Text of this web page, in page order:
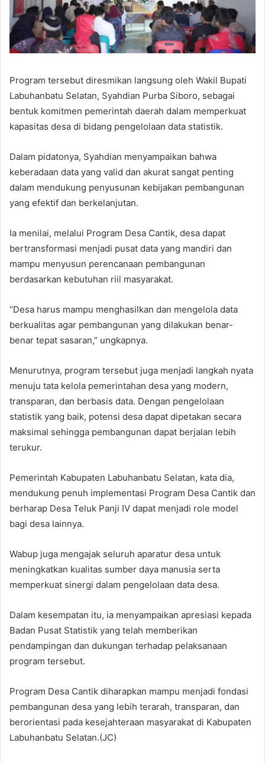
Program tersebut diresmikan langsung oleh Wakil Bupati
Labuhanbatu Selatan, Syahdian Purba Siboro, sebagai
bentuk komitmen pemerintah daerah dalam memperkuat
kapasitas desa di bidang pengelolaan data statistik.
Dalam pidatonya, Syahdian menyampaikan bahwa
keberadaan data yang valid dan akurat sangat penting
dalam mendukung penyusunan kebijakan pembangunan
yang efektif dan berkelanjutan.
Ia menilai, melalui Program Desa Cantik, desa dapat
bertransformasi menjadi pusat data yang mandiri dan
mampu menyusun perencanaan pembangunan
berdasarkan kebutuhan riil masyarakat.
“Desa harus mampu menghasilkan dan mengelola data
berkualitas agar pembangunan yang dilakukan benar-
benar tepat sasaran,” ungkapnya.
Menurutnya, program tersebut juga menjadi langkah nyata
menuju tata kelola pemerintahan desa yang modern,
transparan, dan berbasis data. Dengan pengelolaan
statistik yang baik, potensi desa dapat dipetakan secara
maksimal sehingga pembangunan dapat berjalan lebih
terukur.
Pemerintah Kabupaten Labuhanbatu Selatan, kata dia,
mendukung penuh implementasi Program Desa Cantik dan
berharap Desa Teluk Panji IV dapat menjadi role model
bagi desa lainnya.
Wabup juga mengajak seluruh aparatur desa untuk
meningkatkan kualitas sumber daya manusia serta
memperkuat sinergi dalam pengelolaan data desa.
Dalam kesempatan itu, ia menyampaikan apresiasi kepada
Badan Pusat Statistik yang telah memberikan
pendampingan dan dukungan terhadap pelaksanaan
program tersebut.
Program Desa Cantik diharapkan mampu menjadi fondasi
pembangunan desa yang lebih terarah, transparan, dan
berorientasi pada kesejahteraan masyarakat di Kabupaten
Labuhanbatu Selatan.(JC)